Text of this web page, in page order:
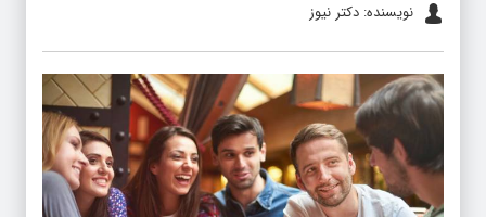
نویسنده: دکتر نیوز